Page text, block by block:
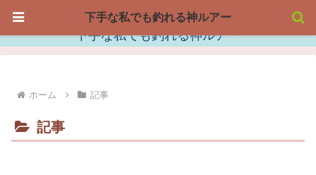
下手な私でも釣れる神ルアー
ホーム 記事
記事
下手な私でも釣れる神ルアー